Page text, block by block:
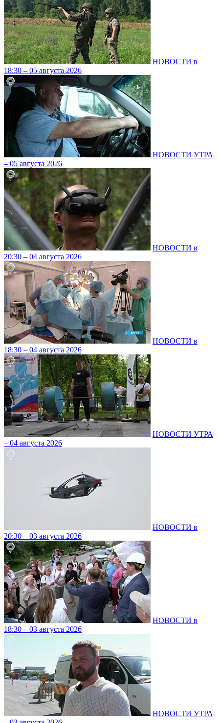
НОВОСТИ в
18:30 – 05 августа 2026
НОВОСТИ УТРА
– 05 августа 2026
НОВОСТИ в
20:30 – 04 августа 2026
НОВОСТИ в
18:30 – 04 августа 2026
НОВОСТИ УТРА
– 04 августа 2026
НОВОСТИ в
20:30 – 03 августа 2026
НОВОСТИ в
18:30 – 03 августа 2026
НОВОСТИ УТРА